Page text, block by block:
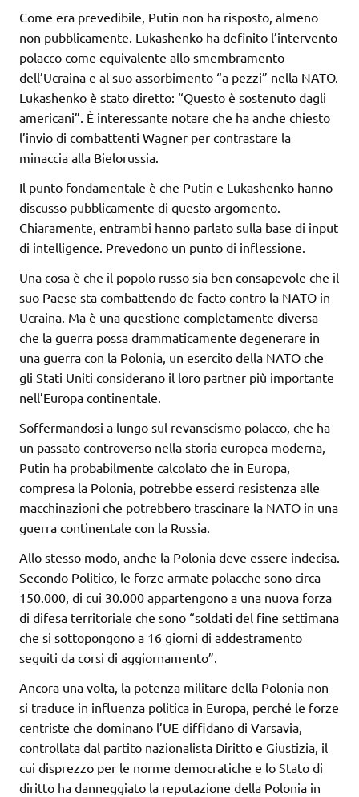
Come era prevedibile, Putin non ha risposto, almeno
non pubblicamente. Lukashenko ha definito l’intervento
polacco come equivalente allo smembramento
dell’Ucraina e al suo assorbimento “a pezzi” nella NATO.
Lukashenko è stato diretto: “Questo è sostenuto dagli
americani”. È interessante notare che ha anche chiesto
l’invio di combattenti Wagner per contrastare la
minaccia alla Bielorussia.
Il punto fondamentale è che Putin e Lukashenko hanno
discusso pubblicamente di questo argomento.
Chiaramente, entrambi hanno parlato sulla base di input
di intelligence. Prevedono un punto di inflessione.
Una cosa è che il popolo russo sia ben consapevole che il
suo Paese sta combattendo de facto contro la NATO in
Ucraina. Ma è una questione completamente diversa
che la guerra possa drammaticamente degenerare in
una guerra con la Polonia, un esercito della NATO che
gli Stati Uniti considerano il loro partner più importante
nell’Europa continentale.
Soffermandosi a lungo sul revanscismo polacco, che ha
un passato controverso nella storia europea moderna,
Putin ha probabilmente calcolato che in Europa,
compresa la Polonia, potrebbe esserci resistenza alle
macchinazioni che potrebbero trascinare la NATO in una
guerra continentale con la Russia.
Allo stesso modo, anche la Polonia deve essere indecisa.
Secondo Politico, le forze armate polacche sono circa
150.000, di cui 30.000 appartengono a una nuova forza
di difesa territoriale che sono “soldati del fine settimana
che si sottopongono a 16 giorni di addestramento
seguiti da corsi di aggiornamento”.
Ancora una volta, la potenza militare della Polonia non
si traduce in influenza politica in Europa, perché le forze
centriste che dominano l’UE diffidano di Varsavia,
controllata dal partito nazionalista Diritto e Giustizia, il
cui disprezzo per le norme democratiche e lo Stato di
diritto ha danneggiato la reputazione della Polonia in